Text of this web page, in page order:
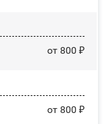
от 800 ₽
от 800 ₽